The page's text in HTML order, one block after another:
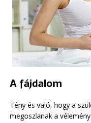
A fájdalom
Tény és való, hogy a
megoszlanak a